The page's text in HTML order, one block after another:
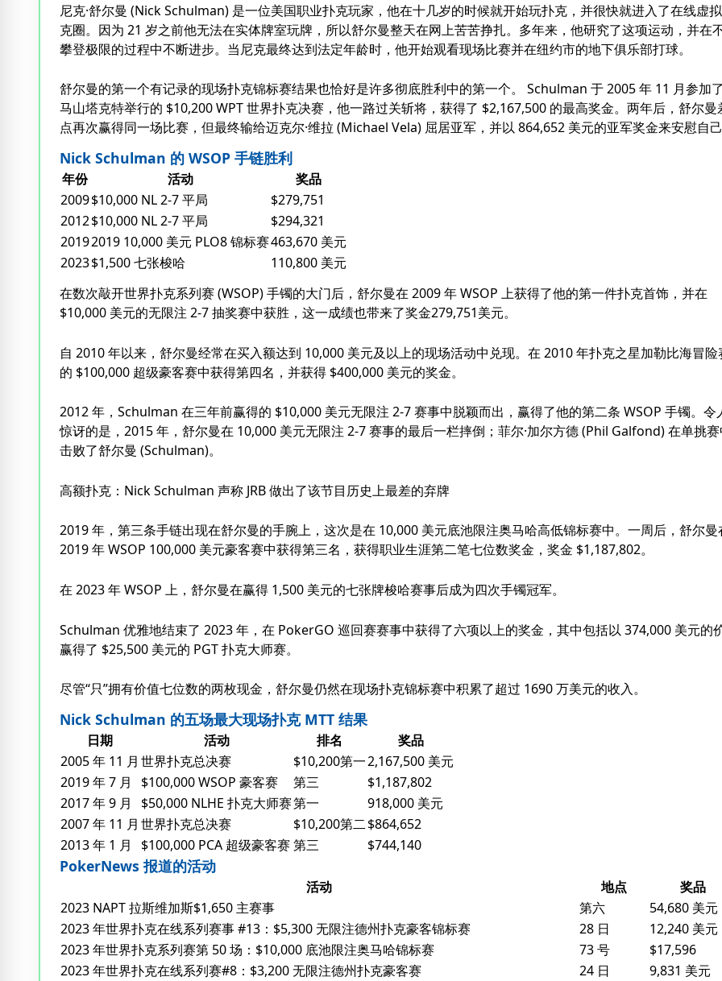
尼克·舒尔曼 (Nick Schulman) 是一位美国职业扑克玩家，他在十几岁的时候就开始玩扑克，并很快就进入了在线虚
克圈。因为 21 岁之前他无法在实体牌室玩牌，所以舒尔曼整天在网上苦苦挣扎。多年来，他研究了这项运动，并在
攀登极限的过程中不断进步。当尼克最终达到法定年龄时，他开始观看现场比赛并在纽约市的地下俱乐部打球。
舒尔曼的第一个有记录的现场扑克锦标赛结果也恰好是许多彻底胜利中的第一个。 Schulman 于 2005 年 11 月参加
马山塔克特举行的 $10,200 WPT 世界扑克决赛，他一路过关斩将，获得了 $2,167,500 的最高奖金。两年后，舒尔曼
点再次赢得同一场比赛，但最终输给迈克尔·维拉 (Michael Vela) 屈居亚军，并以 864,652 美元的亚军奖金来安慰自
Nick Schulman 的 WSOP 手链胜利
年份 活动
奖品
2009$10,000 NL 2-7 平局
$279,751
2012$10,000 NL 2-7 平局
$294,321
20192019 10,000 美元 PLO8 锦标赛463,670 美元
2023$1,500 七张梭哈
110,800 美元
在数次敲开世界扑克系列赛 (WSOP) 手镯的大门后，舒尔曼在 2009 年 WSOP 上获得了他的第一件扑克首饰，并在
$10,000 美元的无限注 2-7 抽奖赛中获胜，这一成绩也带来了奖金279,751美元。
自 2010 年以来，舒尔曼经常在买入额达到 10,000 美元及以上的现场活动中兑现。在 2010 年扑克之星加勒比海冒险
的 $100,000 超级豪客赛中获得第四名，并获得 $400,000 美元的奖金。
2012 年，Schulman 在三年前赢得的 $10,000 美元无限注 2-7 赛事中脱颖而出，赢得了他的第二条 WSOP 手镯。令
惊讶的是，2015 年，舒尔曼在 10,000 美元无限注 2-7 赛事的最后一栏摔倒；菲尔·加尔方德 (Phil Galfond) 在单挑
击败了舒尔曼 (Schulman)。
高额扑克：Nick Schulman 声称 JRB 做出了该节目历史上最差的弃牌
2019 年，第三条手链出现在舒尔曼的手腕上，这次是在 10,000 美元底池限注奥马哈高低锦标赛中。一周后，舒尔曼
2019 年 WSOP 100,000 美元豪客赛中获得第三名，获得职业生涯第二笔七位数奖金，奖金 $1,187,802。
在 2023 年 WSOP 上，舒尔曼在赢得 1,500 美元的七张牌梭哈赛事后成为四次手镯冠军。
Schulman 优雅地结束了 2023 年，在 PokerGO 巡回赛赛事中获得了六项以上的奖金，其中包括以 374,000 美元的
赢得了 $25,500 美元的 PGT 扑克大师赛。
尽管“只”拥有价值七位数的两枚现金，舒尔曼仍然在现场扑克锦标赛中积累了超过 1690 万美元的收入。
Nick Schulman 的五场最大现场扑克 MTT 结果
日期 活动 排名
奖品
2005 年 11 月 世界扑克总决赛 $10,200第一2,167,500 美元
2019 年 7 月
$100,000 WSOP 豪客赛 第三
$1,187,802
2017 年 9 月
$50,000 NLHE 扑克大师赛第一
918,000 美元
2007 年 11 月 世界扑克总决赛 $10,200第二$864,652
2013 年 1 月
$100,000 PCA 超级豪客赛 第三 $744,140
PokerNews 报道的活动
活动 地点
奖品
2023 NAPT 拉斯维加斯$1,650 主赛事
第六
54,680 美元
2023 年世界扑克在线系列赛事 #13：$5,300 无限注德州扑克豪客锦标赛
28 日
12,240 美元
2023 年世界扑克系列赛第 50 场：$10,000 底池限注奥马哈锦标赛
73 号
$17,596
2023 年世界扑克在线系列赛#8：$3,200 无限注德州扑克豪客赛
24 日
9,831 美元